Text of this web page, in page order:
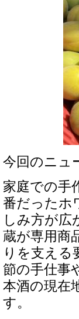
今回のニュ
家庭での手
番だったホ
しみ方が広
蔵が専用商
りを支える
節の手仕事
本酒の現在
す。